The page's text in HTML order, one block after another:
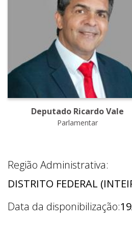
Deputado Ricardo Vale
Parlamentar
Região Administrativa:
DISTRITO FEDERAL
Data da disponibilização: